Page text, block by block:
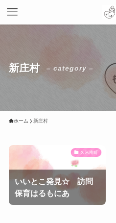
新庄村 – category –
ホーム 新庄村
久米南町
いいとこ発見☆ 訪問
保育はるもにあ